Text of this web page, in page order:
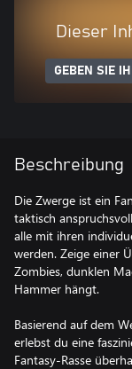
Dieser
GEBEN SIE
Beschreibung
Die Zwerge ist ein
taktisch
alle mit ihren
werden. Zeige einer
Zombies, dunklen
Hammer hängt.
Basierend auf dem
erlebst du eine
Fantasy-Rasse